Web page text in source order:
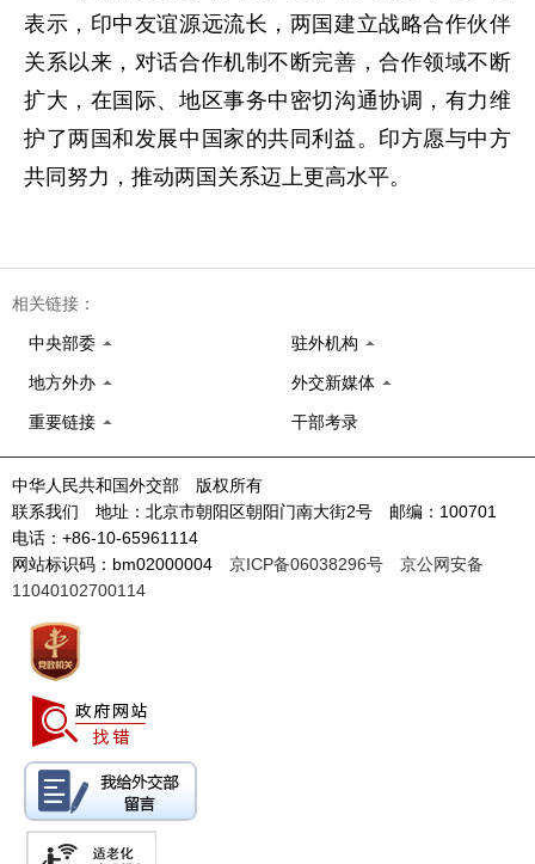
表示，印中友谊源远流长，两国建立战略合作伙伴
关系以来，对话合作机制不断完善，合作领域不断
扩大，在国际、地区事务中密切沟通协调，有力维
护了两国和发展中国家的共同利益。印方愿与中方
共同努力，推动两国关系迈上更高水平。
相关链接：
中央部委 驻外机构
地方外办 外交新媒体
重要链接 干部考录
中华人民共和国外交部 版权所有
联系我们 地址：北京市朝阳区朝阳门南大街2号 邮编：100701
电话：+86-10-65961114
网站标识码：bm02000004 京ICP备06038296号
京公网安备
11040102700114